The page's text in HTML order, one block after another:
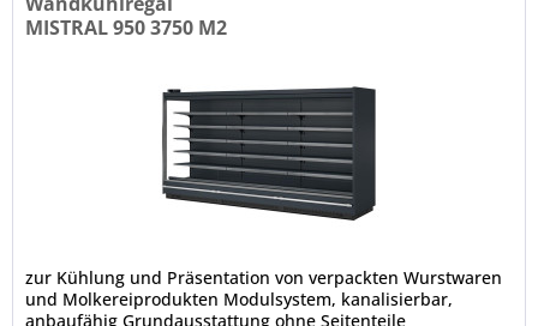
MISTRAL 950 3750 M2
zur Kühlung und Präsentation von verpackten Wurstwaren
und Molkereiprodukten Modulsystem, kanalisierbar,
anbaufähig Grundausstattung ohne Seitenteile